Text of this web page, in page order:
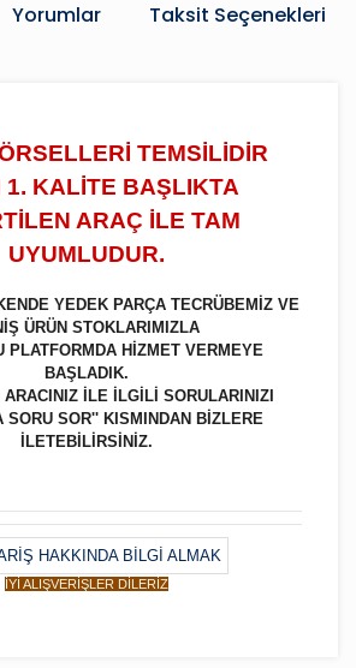
Yorumlar Taksit Seçenekleri
TEMSİLİDİR
1. KALİTE BAŞLIKTA
ARAÇ İLE TAM
UYUMLUDUR.
YEDEK PARÇA TECRÜBEMİZ VE
ÜRÜN STOKLARIMIZLA
PLATFORMDA HİZMET VERMEYE
BAŞLADIK.
ARACINIZ İLE İLGİLİ SORULARINIZI
SORU SOR'' KISMINDAN BİZLERE
İLETEBİLİRSİNİZ.
İYİ ALIŞVERİŞLER DİLERİZ